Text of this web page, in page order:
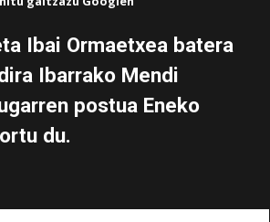
Ibai Ormaetxea batera
Ibarrako Mendi
postua Eneko
du.